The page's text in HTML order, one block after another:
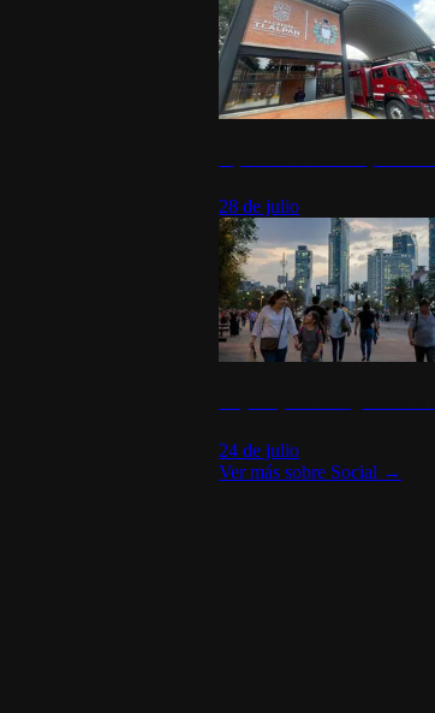
28 de julio
24 de julio
Ver más sobre Social →